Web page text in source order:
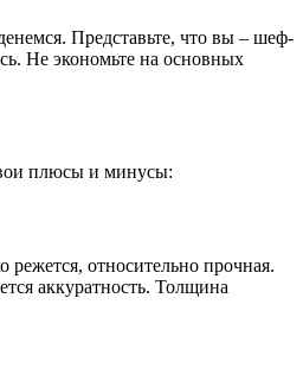
Представьте, что вы – шеф-
Не экономьте на основных
плюсы и минусы:
относительно прочная.
аккуратность. Толщина